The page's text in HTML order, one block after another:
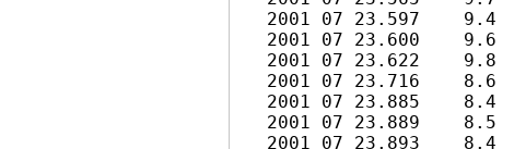
2001 07 23.597    9.4
2001 07 23.600    9.6
2001 07 23.622    9.8
2001 07 23.716    8.6
2001 07 23.885    8.4
2001 07 23.889    8.5
2001 07 23.893    8.4